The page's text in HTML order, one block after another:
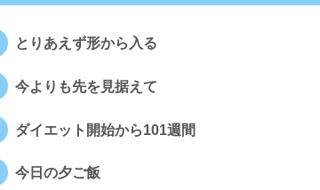
とりあえず形から入る
今よりも先を見据えて
ダイエット開始から101週間
今日の夕ご飯